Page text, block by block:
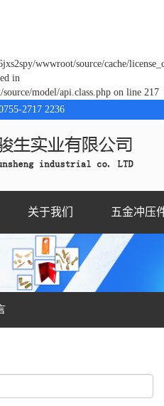
wwwroot/source/cache/
in
model/api.class.php on line 217
2717 2236
关于我们 五金冲压